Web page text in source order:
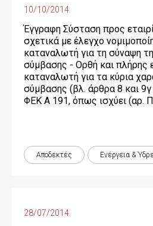
10/10/2014
Έγγραφη Σύσταση προς
σχετικά με έλεγχο
καταναλωτή για τη σύναψη
σύμβασης - Ορθή και πλήρης
καταναλωτή για τα κύρια
σύμβασης (βλ. άρθρα 8 και
ΦΕΚ Α 191, όπως ισχύει (αρ.
Αποδεκτές Ενέργεια &
28/07/2014